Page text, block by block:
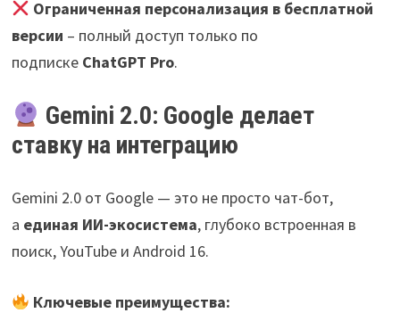
Ограниченная персонализация в бесплатной
версии – полный доступ только по
подписке ChatGPT Pro.
Gemini 2.0: Google делает
ставку на интеграцию
Gemini 2.0 от Google — это не просто чат-бот,
а единая ИИ-экосистема, глубоко встроенная в
поиск, YouTube и Android 16.
Ключевые преимущества: